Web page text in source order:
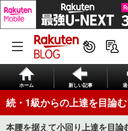
ホーム 新しい記事
続・1級からの上達を目論
本腰を据えて小回り上達を目論